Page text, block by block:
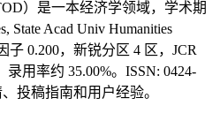
）是一本经济学领域，学术期
State Acad Univ Humanities
0.200，新锐分区 4 区，JCR
用率约 35.00%。ISSN: 0424-
投稿指南和用户经验。